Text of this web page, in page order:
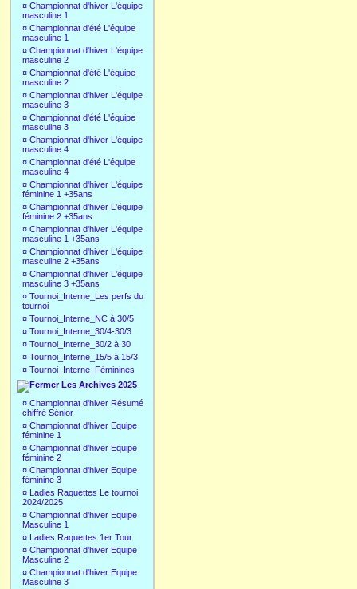
¤ Championnat d'hiver L'équipe
masculine 1
¤ Championnat d'été L'équipe
masculine 1
¤ Championnat d'hiver L'équipe
masculine 2
¤ Championnat d'été L'équipe
masculine 2
¤ Championnat d'hiver L'équipe
masculine 3
¤ Championnat d'été L'équipe
masculine 3
¤ Championnat d'hiver L'équipe
masculine 4
¤ Championnat d'été L'équipe
masculine 4
¤ Championnat d'hiver L'équipe
féminine 1 +35ans
¤ Championnat d'hiver L'équipe
féminine 2 +35ans
¤ Championnat d'hiver L'équipe
masculine 1 +35ans
¤ Championnat d'hiver L'équipe
masculine 2 +35ans
¤ Championnat d'hiver L'équipe
masculine 3 +35ans
¤ Tournoi_Interne_Les perfs du
tournoi
¤ Tournoi_Interne_NC à 30/5
¤ Tournoi_Interne_30/4-30/3
¤ Tournoi_Interne_30/2 à 30
¤ Tournoi_Interne_15/5 à 15/3
¤ Tournoi_Interne_Féminines
Les Archives 2025
¤ Championnat d'hiver Résumé
chiffré Sénior
¤ Championnat d'hiver Equipe
féminine 1
¤ Championnat d'hiver Equipe
féminine 2
¤ Championnat d'hiver Equipe
féminine 3
¤ Ladies Raquettes Le tournoi
2024/2025
¤ Championnat d'hiver Equipe
Masculine 1
¤ Ladies Raquettes 1er Tour
¤ Championnat d'hiver Equipe
Masculine 2
¤ Championnat d'hiver Equipe
Masculine 3